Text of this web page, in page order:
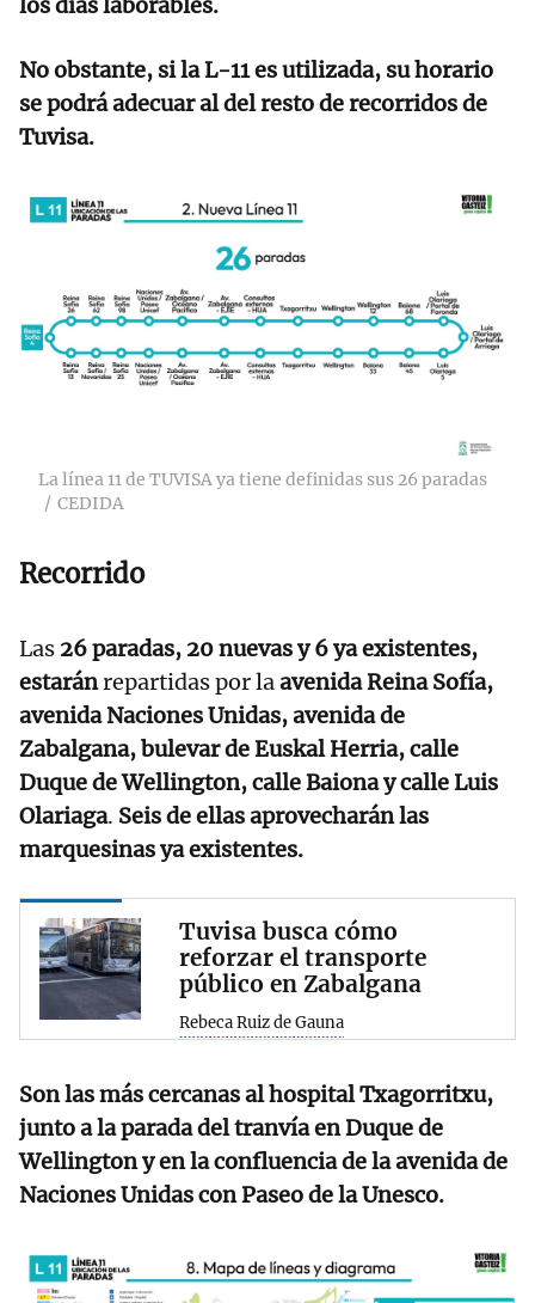
los días laborables.
No obstante, si la L-11 es utilizada, su horario
se podrá adecuar al del resto de recorridos de
Tuvisa.
La línea 11 de TUVISA ya tiene definidas sus 26 paradas
CEDIDA
Recorrido
Las 26 paradas, 20 nuevas y 6 ya existentes,
estaránrepartidas por laavenida Reina Sofía,
avenida Naciones Unidas, avenida de
Zabalgana, bulevar de Euskal Herria, calle
Duque de Wellington, calle Baiona y calle Luis
Olariaga. Seis de ellas aprovecharán las
marquesinas ya existentes.
Tuvisa busca cómo
reforzar el transporte
público en Zabalgana
Rebeca Ruiz de Gauna
Son las más cercanas al hospital Txagorritxu,
junto a la parada del tranvía en Duque de
Wellington y en la confluencia de la avenida de
Naciones Unidas con Paseo de la Unesco.